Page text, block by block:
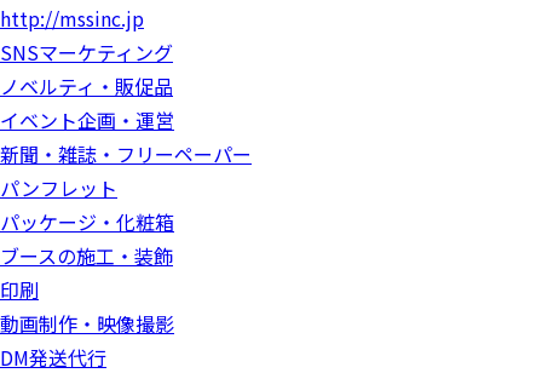
http://mssinc.jp
SNSマーケティング
ノベルティ・販促品
イベント企画・運営
新聞・雑誌・フリーペーパー
パンフレット
パッケージ・化粧箱
ブースの施工・装飾
印刷
動画制作・映像撮影
DM発送代行